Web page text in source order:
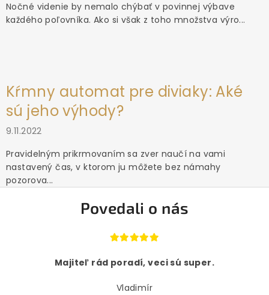
Nočné videnie by nemalo chýbať v povinnej výbave
každého poľovníka. Ako si však z toho množstva výro...
Kŕmny automat pre diviaky: Aké
sú jeho výhody?
9.11.2022
Pravidelným prikrmovaním sa zver naučí na vami
nastavený čas, v ktorom ju môžete bez námahy
pozorova...
Povedali o nás
Majiteľ rád poradí, veci sú super.
Vladimír